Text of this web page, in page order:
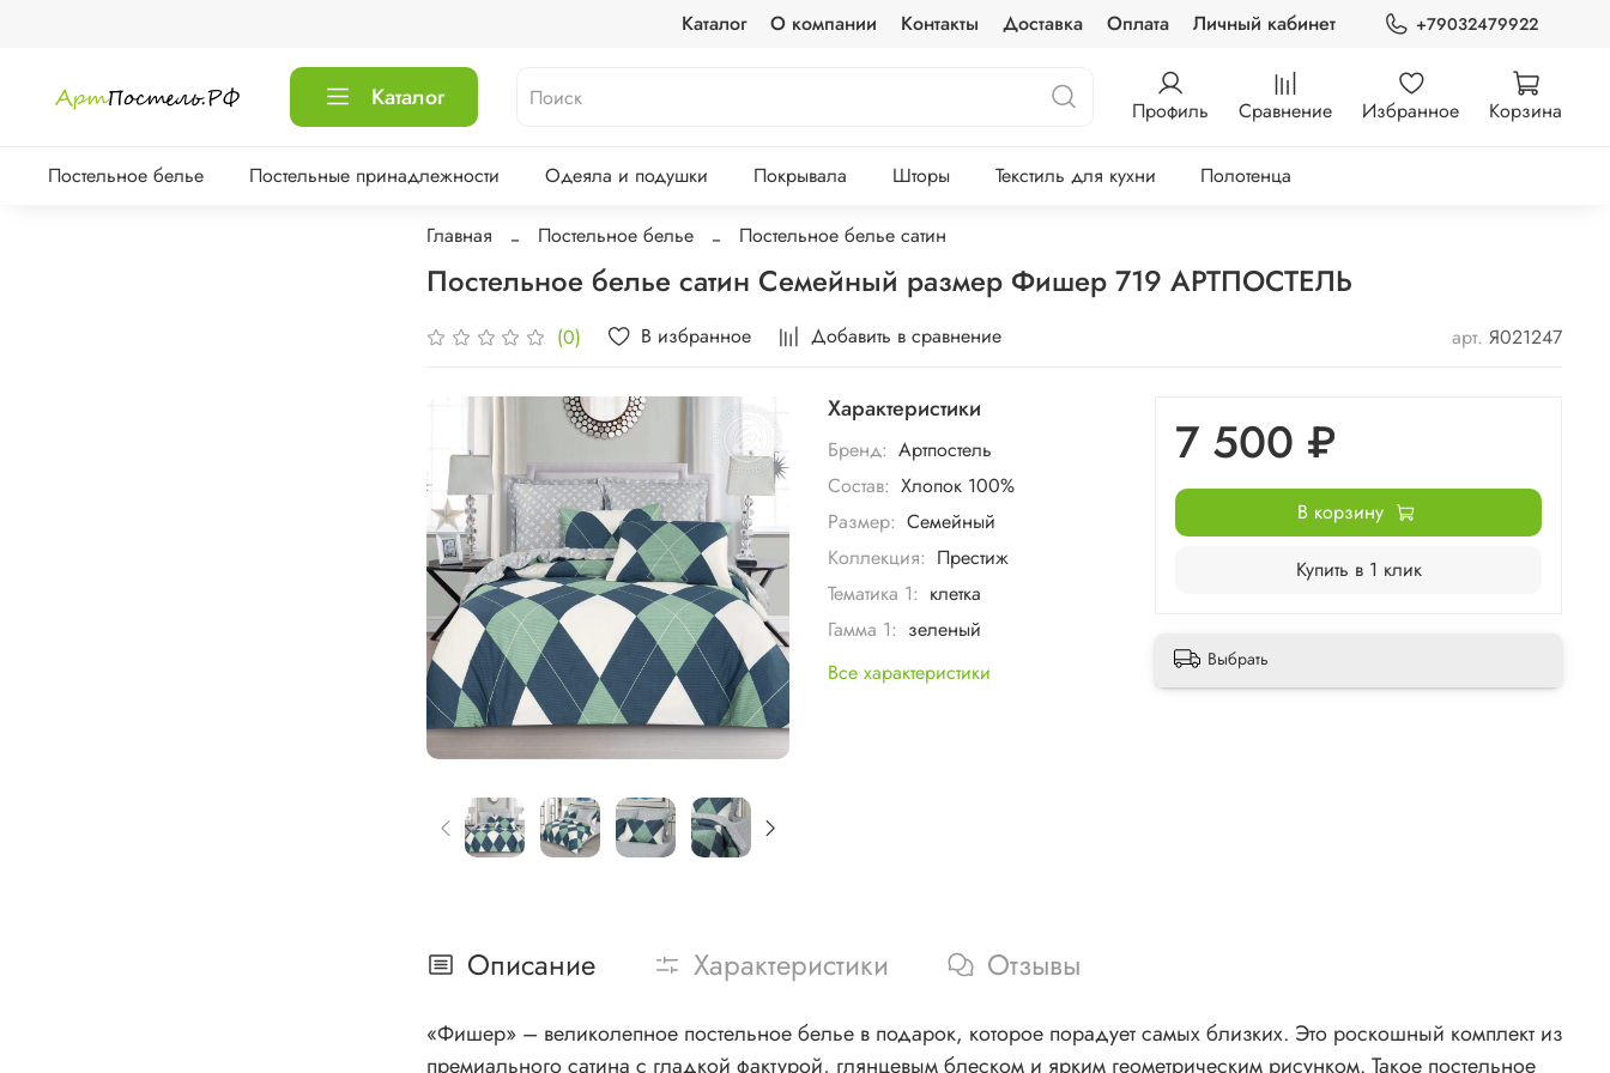
Каталог О компании Контакты Доставка Оплата Личный кабинет +79032479922
Каталог Профиль Сравнение Избранное Корзина
Постельное белье Постельные принадлежности Одеяла и подушки Покрывала Шторы Текстиль для кухни Полотенца
Главная Постельное белье Постельное белье сатин
Постельное белье сатин Семейный размер Фишер 719 АРТПОСТЕЛЬ
(0) В избранное Добавить в сравнение арт. Я021247
Характеристики
Бренд: Артпостель
Состав: Хлопок 100%
Размер: Семейный
Коллекция: Престиж
Тематика 1: клетка
Гамма 1: зеленый
Все характеристики
7 500 ₽
В корзину
Купить в 1 клик
Выбрать
Описание Характеристики Отзывы
«Фишер» – великолепное постельное белье в подарок, которое порадует самых близких. Это роскошный комплект из
премиального сатина с гладкой фактурой, глянцевым блеском и ярким геометрическим рисунком. Такое постельное